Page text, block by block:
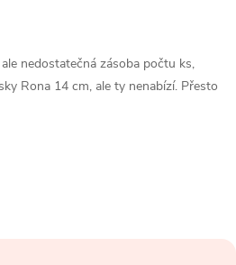
nedostatečná zásoba počtu ks,
Rona 14 cm, ale ty nenabízí. Přesto